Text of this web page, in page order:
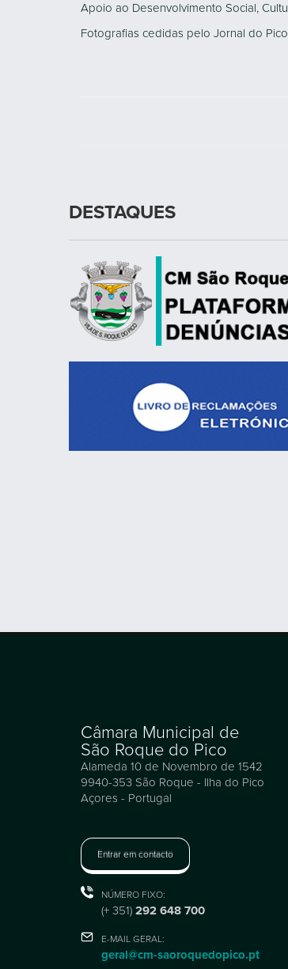
Apoio ao Desenvolvimento Social,
Fotografias cedidas pelo Jornal do Pico
DESTAQUES
Câmara Municipal de
São Roque do Pico
Alameda 10 de Novembro de 1542
9940-353 São Roque - Ilha do Pico
Açores - Portugal
Entrar em contacto
NÚMERO FIXO:
(+ 351) 292 648 700
E-MAIL GERAL:
geral@cm-saoroquedopico.pt